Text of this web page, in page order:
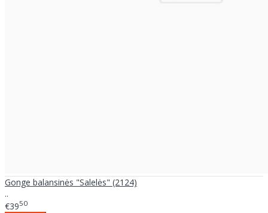
Gonge balansinės "Salelės" (2124)
..
€3950